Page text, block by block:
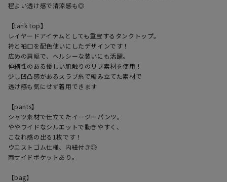
程よい透け感で清涼感も◎
【tank top】
レイヤードアイテムとしても重宝するタンクトップ。
衿と袖口を配色使いにしたデザインです！
広めの肩幅で、ヘルシーな装いにも活躍。
伸縮性のある優しい肌触りのリブ素材を使用！
少し凹凸感があるスラブ糸で編み立てた素材で
透け感も気にせず着用できます
【pants】
シャツ素材で仕立てたイージーパンツ。
ややワイドなシルエットで動きやすく、
こなれ感の出る1枚です！
ウエストゴム仕様、内紐付き◎
両サイドポケットあり。
【bag】